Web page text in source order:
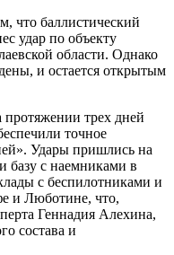
что баллистический
удар по объекту
области. Однако
и остается открытым
трех дней
точное
Удары пришлись на
базу с наемниками в
с беспилотниками и
и Люботине, что,
Геннадия Алехина,
состава и